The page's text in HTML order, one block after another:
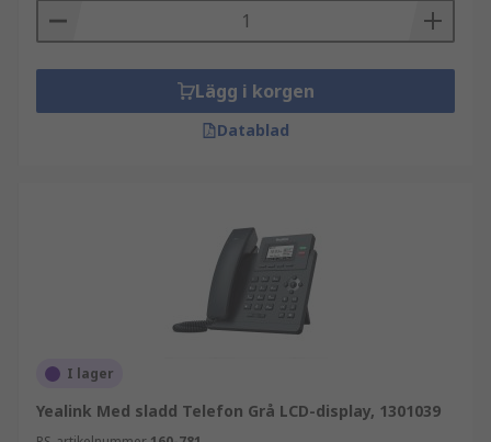
Lägg i korgen
Datablad
I lager
Yealink Med sladd Telefon Grå LCD-display, 1301039